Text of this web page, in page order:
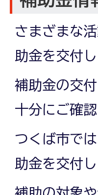
さまざまな
助金を交付
補助金の交
十分にご確
つくば市で
助金を交付